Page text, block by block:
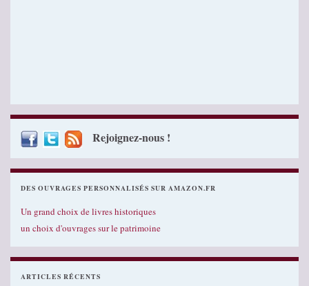
Rejoignez-nous !
DES OUVRAGES PERSONNALISÉS SUR AMAZON.FR
Un grand choix de livres historiques
un choix d'ouvrages sur le patrimoine
ARTICLES RÉCENTS